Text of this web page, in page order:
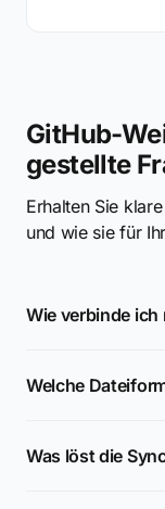
GitHub-
gestellte
Erhalten Sie
und wie sie für
Wie verbinde
Welche
Was löst die